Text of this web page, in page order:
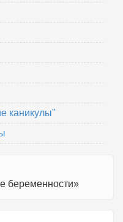
каникулы"
беременности»